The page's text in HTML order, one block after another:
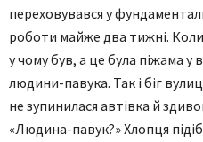
переховувався у
роботи майже два тижні.
у чому був, а це була піжама у
людини-павука. Так і біг
не зупинилася автівка й
«Людина-павук?» Хлопця